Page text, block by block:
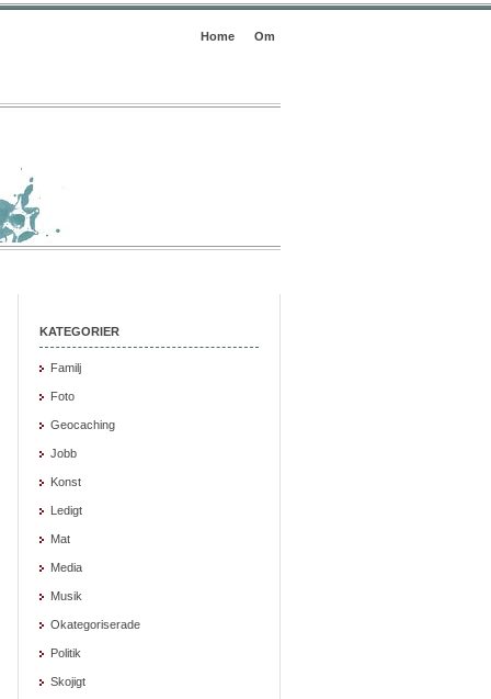
Home Om
KATEGORIER
Familj
Foto
Geocaching
Jobb
Konst
Ledigt
Mat
Media
Musik
Okategoriserade
Politik
Skojigt